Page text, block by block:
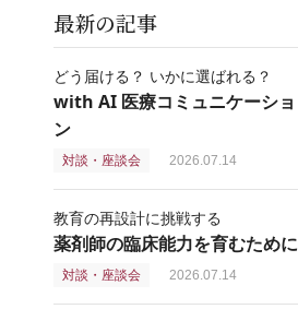
最新の記事
どう届ける？ いかに選ばれる？
with AI 医療コミュニケーショ
ン
対談・座談会 2026.07.14
教育の再設計に挑戦する
薬剤師の臨床能力を育むために
対談・座談会 2026.07.14